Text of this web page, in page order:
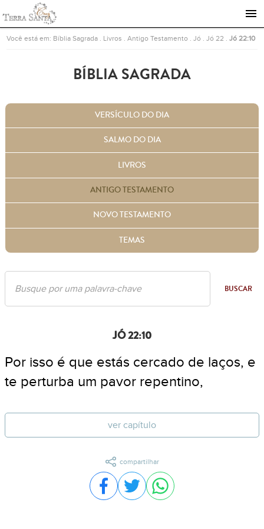
Ir para a página inicial
Você está em: Bíblia Sagrada Livros .Antigo Testamento .Jó .Jó 22 .Jó 22:10
BÍBLIA SAGRADA
VERSÍCULO DO DIA
SALMO DO DIA
LIVROS
ANTIGO TESTAMENTO
NOVO TESTAMENTO
TEMAS
BUSCAR
JÓ 22:10
Por isso é que estás cercado de laços, e
te perturba um pavor repentino,
ver capítulo
compartilhar
Compartilhar no Facebook
Compartilhar no Twitter
Compartilhar no